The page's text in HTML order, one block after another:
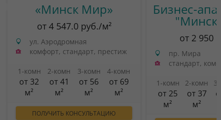
«Минск Мир»
от 4 547.0 руб./м²
ул. Аэродромная
комфорт, стандарт, престиж
1-комн
от 32
м²
2-комн
от 41
м²
3-комн
от 56
м²
4-комн
от 69
м²
ПОЛУЧИТЬ КОНСУЛЬТАЦИЮ
Бизнес-
от 2 950
пр. Мира
стандарт,
1-комн
от 25
м²
2-комн
от 37
м²